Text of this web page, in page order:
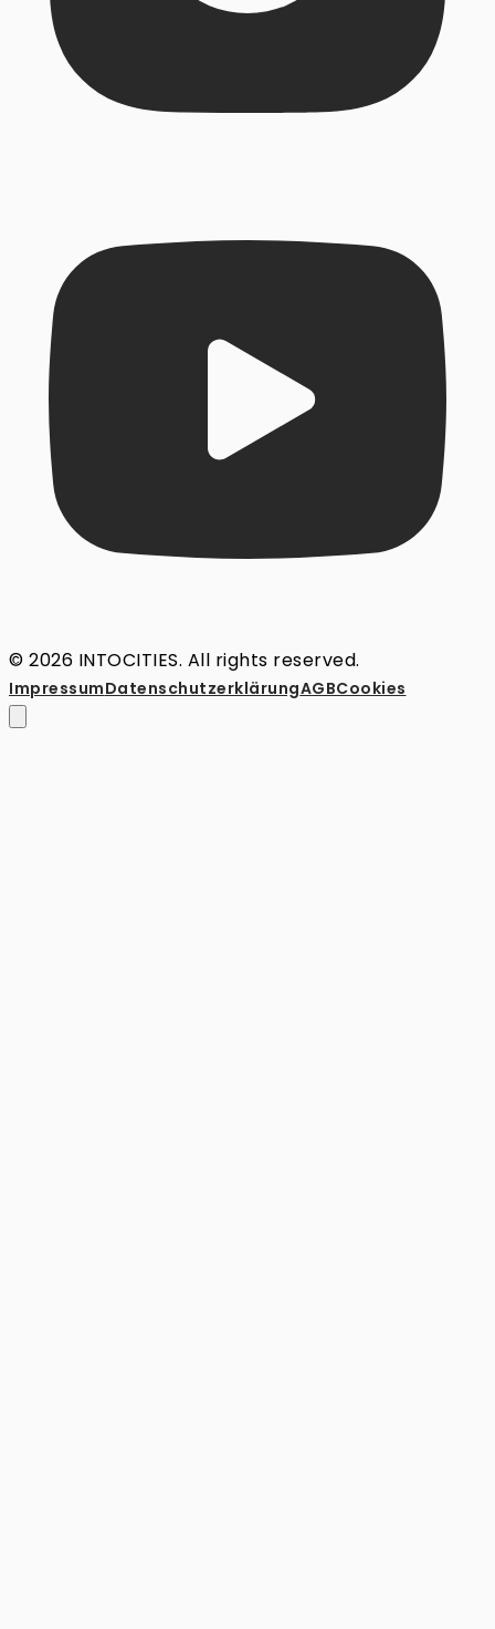
© 2026 INTOCITIES. All rights reserved.
ImpressumDatenschutz­erklärungAGBCookies